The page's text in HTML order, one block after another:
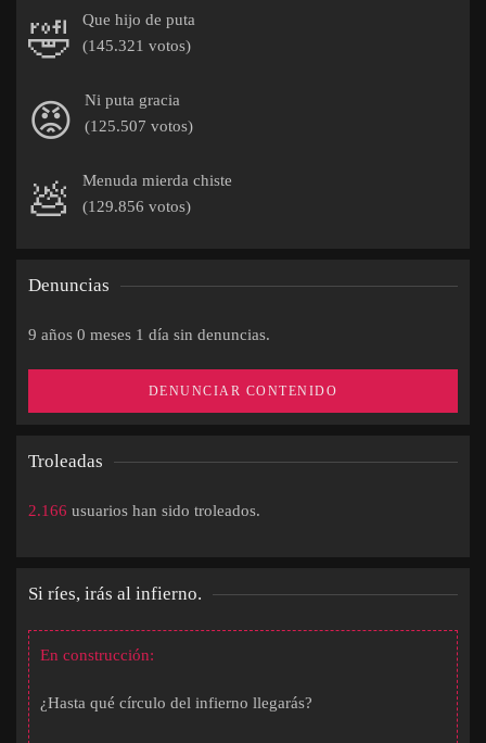
🤣
Que hijo de puta
(145.321 votos)
😡
Ni puta gracia
(125.507 votos)
💩
Menuda mierda chiste
(129.856 votos)
Denuncias
9 años 0 meses 1 día sin denuncias.
DENUNCIAR CONTENIDO
Troleadas
2.166 usuarios han sido troleados.
Si ríes, irás al infierno.
En construcción:
¿Hasta qué círculo del infierno llegarás?